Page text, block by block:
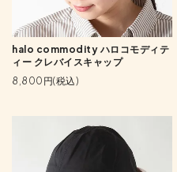
halo commodity ハロコモディテ
ィー クレバイスキャップ
8,800円(税込)